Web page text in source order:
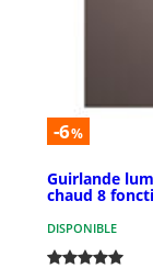
-6%
Guirlande
chaud 8
DISPONIBLE